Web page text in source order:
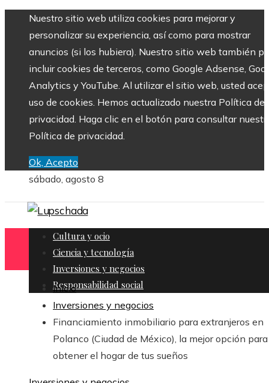
Nuestro sitio web utiliza cookies para mejorar y
personalizar su experiencia, así como para mostrar
anuncios (si los hubiera). Nuestro sitio web también
incluir cookies de terceros, como Google Adsense,
Analytics y YouTube. Al utilizar el sitio web, usted
uso de cookies. Hemos actualizado nuestra Política de
privacidad. Haga clic en el botón para consultar
Política de privacidad.
Ok, Acepto
sábado, agosto 8
Cultura y ocio
Ciencia y tecnología
Inversiones y negocios
Responsabilidad social
Inicio
Inversiones y negocios
Financiamiento inmobiliario para extranjeros en
Polanco (Ciudad de México), la mejor opción para
obtener el hogar de tus sueños